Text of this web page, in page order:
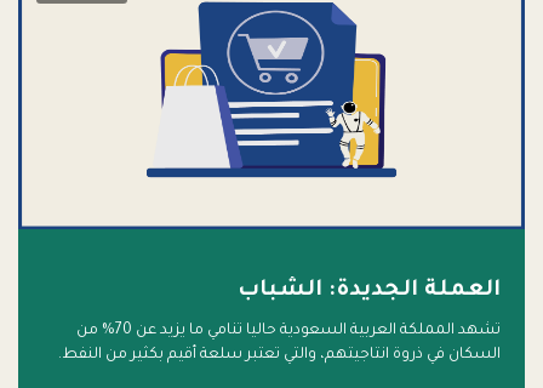
العملة الجديدة: الشباب
تشهد المملكة العربية السعودية حاليا تنامي ما يزيد عن 70% من
السكان في ذروة انتاجيتهم، والتي تعتبر سلعة أقيم بكثير من النفط.